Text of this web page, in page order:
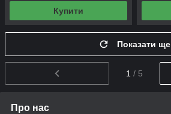
Купити
Показати ще
1 / 5
Про нас